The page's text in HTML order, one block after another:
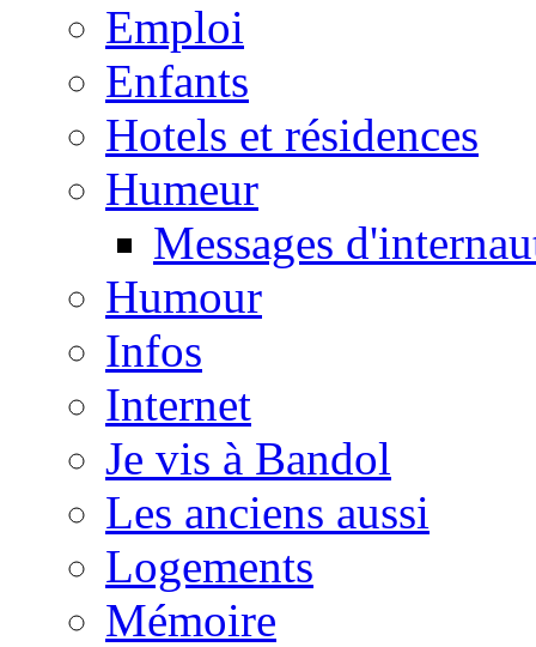
Emploi
Enfants
Hotels et résidences
Humeur
Messages
Humour
Infos
Internet
Je vis à Bandol
Les anciens aussi
Logements
Mémoire